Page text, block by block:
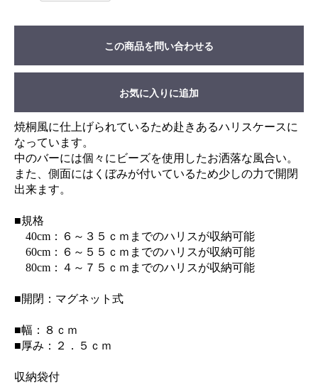
この商品を問い合わせる
お気に入りに追加
焼桐風に仕上げられているため赴きあるハリスケースに
なっています。
中のバーには個々にビーズを使用したお洒落な風合い。
また、側面にはくぼみが付いているため少しの力で開閉
出来ます。
■規格
40cm：６～３５ｃｍまでのハリスが収納可能
60cm：６～５５ｃｍまでのハリスが収納可能
80cm：４～７５ｃｍまでのハリスが収納可能
■開閉：マグネット式
■幅：８ｃｍ
■厚み：２．５ｃｍ
収納袋付